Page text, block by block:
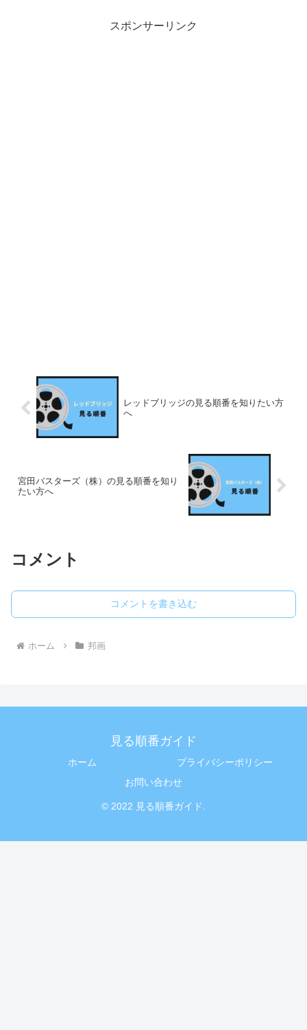
スポンサーリンク
レッドブリッジの見る順番を知りたい方
へ
宮田バスターズ（株）の見る順番を知り
たい方へ
コメント
コメントを書き込む
ホーム 邦画
見る順番ガイド
ホーム
プライバシーポリシー
お問い合わせ
© 2022 見る順番ガイド.